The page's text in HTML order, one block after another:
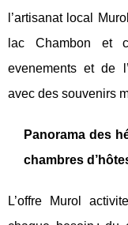
l’artisanat local
lac Chambon et
evenements et de
avec des souvenirs
Panorama des
chambres
L’offre Murol